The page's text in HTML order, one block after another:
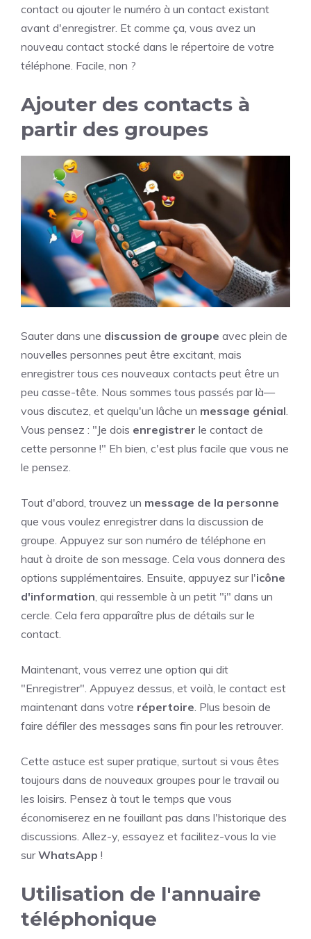
contact ou ajouter le numéro à un contact existant
avant d'enregistrer. Et comme ça, vous avez un
nouveau contact stocké dans le répertoire de votre
téléphone. Facile, non ?
Ajouter des contacts à
partir des groupes
Sauter dans une discussion de groupe avec plein de
nouvelles personnes peut être excitant, mais
enregistrer tous ces nouveaux contacts peut être un
peu casse-tête. Nous sommes tous passés par là—
vous discutez, et quelqu'un lâche un message génial.
Vous pensez : "Je dois enregistrer le contact de
cette personne !" Eh bien, c'est plus facile que vous ne
le pensez.
Tout d'abord, trouvez un message de la personne
que vous voulez enregistrer dans la discussion de
groupe. Appuyez sur son numéro de téléphone en
haut à droite de son message. Cela vous donnera des
options supplémentaires. Ensuite, appuyez sur l'icône
d'information, qui ressemble à un petit "i" dans un
cercle. Cela fera apparaître plus de détails sur le
contact.
Maintenant, vous verrez une option qui dit
"Enregistrer". Appuyez dessus, et voilà, le contact est
maintenant dans votre répertoire. Plus besoin de
faire défiler des messages sans fin pour les retrouver.
Cette astuce est super pratique, surtout si vous êtes
toujours dans de nouveaux groupes pour le travail ou
les loisirs. Pensez à tout le temps que vous
économiserez en ne fouillant pas dans l'historique des
discussions. Allez-y, essayez et facilitez-vous la vie
surWhatsApp !
Utilisation de l'annuaire
téléphonique